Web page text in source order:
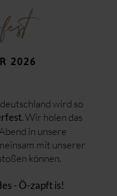
2026
wird so
. Wir holen das
in unsere
mit unserer
können.
- Ö-zapft is!